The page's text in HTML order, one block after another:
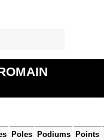
Poles Podiums Points